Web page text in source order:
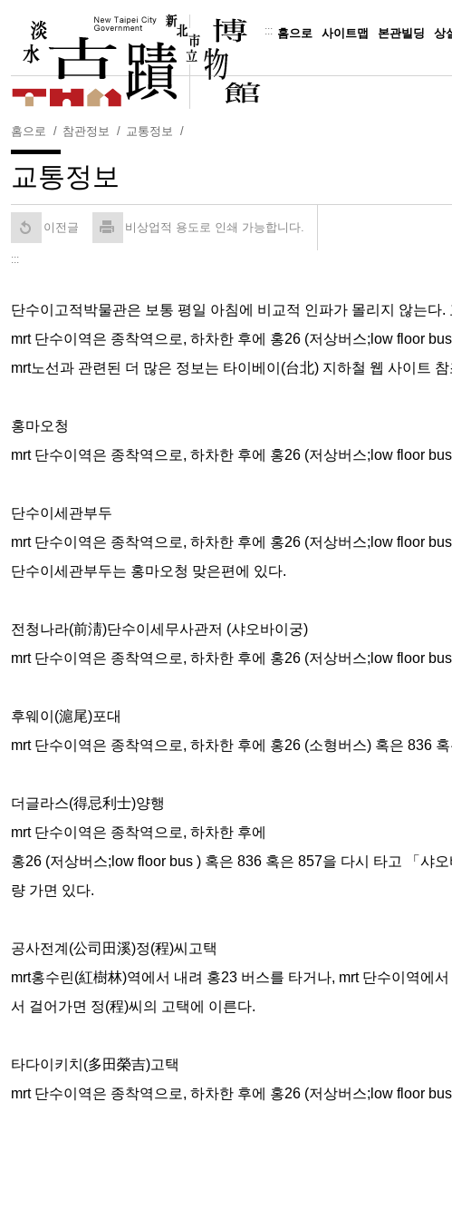
::: 홈으로 사이트맵 본관빌딩 상
홈으로 참관정보 교통정보
교통정보
이전글 비상업적 용도로 인쇄 가능합니다.
:::
단수이고적박물관은 보통 평일 아침에 비교적 인파가 몰리지 않는
mrt 단수이역은 종착역으로, 하차한 후에 홍26 (저상버스;low floor
mrt노선과 관련된 더 많은 정보는 타이베이(台北) 지하철 웹 사이트 참
홍마오청
mrt 단수이역은 종착역으로, 하차한 후에 홍26 (저상버스;low floor
단수이세관부두
mrt 단수이역은 종착역으로, 하차한 후에 홍26 (저상버스;low floor
단수이세관부두는 홍마오청 맞은편에 있다.
전청나라(前淸)단수이세무사관저 (샤오바이궁)
mrt 단수이역은 종착역으로, 하차한 후에 홍26 (저상버스;low floor
후웨이(滬尾)포대
mrt 단수이역은 종착역으로, 하차한 후에 홍26 (소형버스) 혹은 836
더글라스(得忌利士)양행
mrt 단수이역은 종착역으로, 하차한 후에
홍26 (저상버스;low floor bus ) 혹은 836 혹은 857을 다시 타고 「샤
량 가면 있다.
공사전계(公司田溪)정(程)씨고택
mrt홍수린(紅樹林)역에서 내려 홍23 버스를 타거나, mrt 단수이역에
서 걸어가면 정(程)씨의 고택에 이른다.
타다이키치(多田榮吉)고택
mrt 단수이역은 종착역으로, 하차한 후에 홍26 (저상버스;low floor